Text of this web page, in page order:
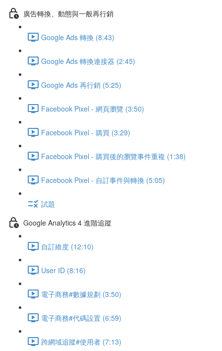
廣告轉換、動態與一般再行銷
Google Ads 轉換 (8:43)
Google Ads 轉換連接器 (2:45)
Google Ads 再行銷 (5:25)
Facebook Pixel - 網頁瀏覽 (3:50)
Facebook Pixel - 購買 (3:29)
Facebook Pixel - 購買後的瀏覽事件重複 (1:38)
Facebook Pixel - 自訂事件與轉換 (5:05)
試題
Google Analytics 4 進階追蹤
自訂維度 (12:10)
User ID (8:16)
電子商務#數據規劃 (3:50)
電子商務#代碼設置 (6:59)
跨網域追蹤#使用者 (7:13)